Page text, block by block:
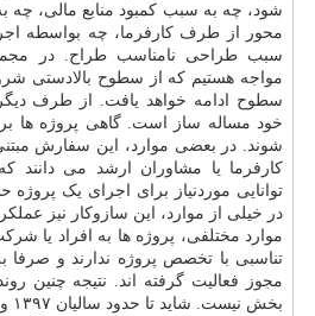
شود، چه به سبب کمبود منابع مالی، چه
محور از طرف کارفرما، چه بواسطه
سبب طراحی نامناسب طراح. در
مواجه هستیم که از سطوح بالادستی
سطوح ادامه خواهد یافت. از طرف
خود مساله ساز است. گاهی پروژه ها
شوند. در بعضی موارد، این سفارش
کارفرما یا مشاوران ارشد می
توانایی موردنیاز برای اجرای یک پروژه
در خیلی از موارد، این سازوکار نیز
موارد مختلفی، پروژه ها به افراد یا
تناسبی با تخصص پروژه ندارند و صرفا
مجوز فعالیت گرفته اند. نتیجه چنین